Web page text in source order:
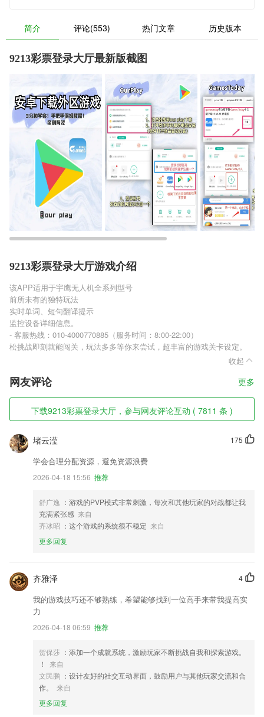
简介 评论(553) 热门文章 历史版本
9213彩票登录大厅最新版截图
9213彩票登录大厅游戏介绍
该APP适用于宇鹰无人机全系列型号
前所未有的独特玩法
实时单词、短句翻译提示
监控设备详细信息。
- 客服热线：010-4000770885（服务时间：8:00-22:00）
松挑战即刻就能闯关，玩法多多等你来尝试，超丰富的游戏关卡设定。
收起
网友评论 更多
下载9213彩票登录大厅，参与网友评论互动 ( 7811 条 )
175
堵云滢
学会合理分配资源，避免资源浪费
2026-04-18 15:56 推荐
舒广逸 ：游戏的PVP模式非常刺激，每次和其他玩家的对战都让我
充满紧张感 来自
齐冰昭 ：这个游戏的系统很不稳定 来自
更多回复
4
齐雅泽
我的游戏技巧还不够熟练，希望能够找到一位高手来带我提高实
力
2026-04-18 06:59 推荐
贺保莎 ：添加一个成就系统，激励玩家不断挑战自我和探索游戏。
！
来自
文民鹏 ：设计友好的社交互动界面，鼓励用户与其他玩家交流和合
作。
来自
更多回复